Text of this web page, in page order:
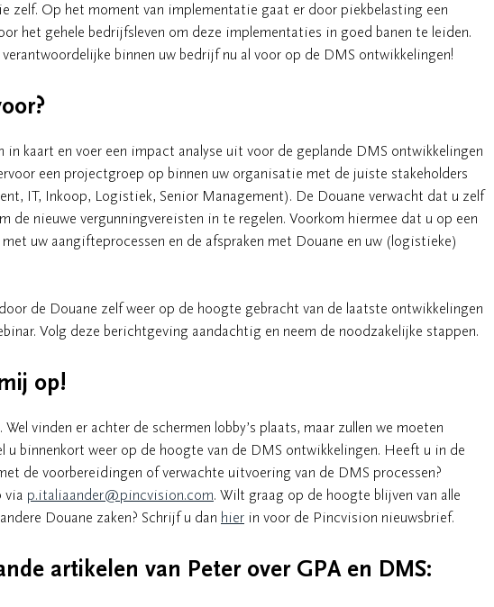
zelf. Op het moment van implementatie gaat er door piekbelasting een
het gehele bedrijfsleven om deze implementaties in goed banen te leiden.
binnen uw bedrijf nu al voor op de DMS ontwikkelingen!
in kaart en voer een impact analyse uit voor de geplande DMS ontwikkelingen
een projectgroep op binnen uw organisatie met de juiste stakeholders
IT, Inkoop, Logistiek, Senior Management). De Douane verwacht dat u zelf
de nieuwe vergunningvereisten in te regelen. Voorkom hiermee dat u op een
uw aangifteprocessen en de afspraken met Douane en uw (logistieke)
de Douane zelf weer op de hoogte gebracht van de laatste ontwikkelingen
Volg deze berichtgeving aandachtig en neem de noodzakelijke stappen.
op!
vinden er achter de schermen lobby’s plaats, maar zullen we moeten
u binnenkort weer op de hoogte van de DMS ontwikkelingen. Heeft u in de
de voorbereidingen of verwachte uitvoering van de DMS processen?
via p.italiaander@pincvision.com. Wilt graag op de hoogte blijven van alle
Douane zaken? Schrijf u dan hier in voor de Pincvision nieuwsbrief.
artikelen van Peter over GPA en DMS: